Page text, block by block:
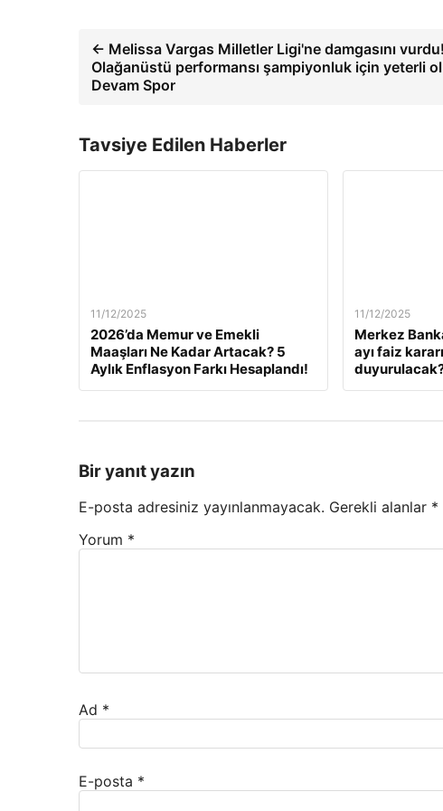
← Melissa Vargas Milletler Ligi'ne damgasını vurdu!
Olağanüstü performansı şampiyonluk için yeterli
Devam Spor
Tavsiye Edilen Haberler
11/12/2025
2026’da Memur ve Emekli
Maaşları Ne Kadar Artacak? 5
Aylık Enflasyon Farkı Hesaplandı!
11/12/2025
Merkez
ayı faiz
Bir yanıt yazın
E-posta adresiniz yayınlanmayacak. Gerekli alanlar *
Yorum *
Ad *
E-posta *